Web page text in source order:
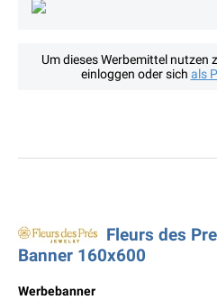
Um dieses Werbemittel nutzen
einloggen oder sich als
Fleurs des
Banner 160x600
Werbebanner